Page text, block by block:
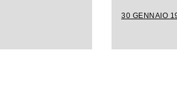
30 GENNAIO